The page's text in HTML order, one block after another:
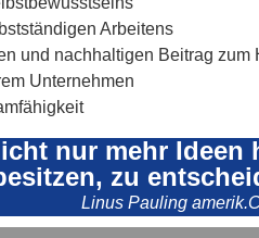
Arbeitens
und nachhaltigen Beitrag zum
Unternehmen
nur mehr Ideen
zu
Linus Pauling